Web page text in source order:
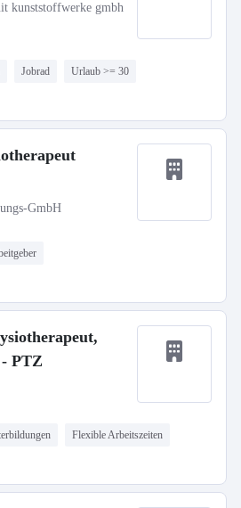
kunststoffwerke gmbh
Jobrad Urlaub >= 30
GmbH
PTZ
Flexible Arbeitszeiten